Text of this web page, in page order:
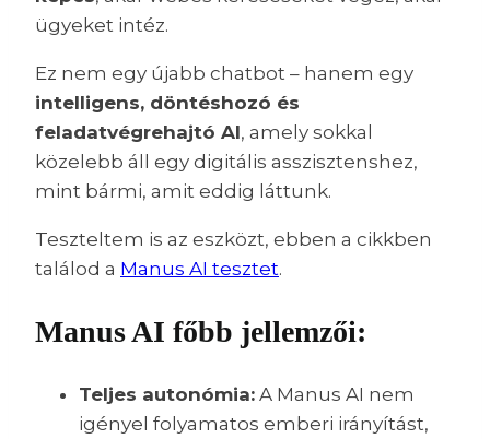
ügyeket intéz.
Ez nem egy újabb chatbot – hanem egy
intelligens, döntéshozó és
feladatvégrehajtó AI, amely sokkal
közelebb áll egy digitális asszisztenshez,
mint bármi, amit eddig láttunk.
Teszteltem is az eszközt, ebben a cikkben
találod a Manus AI tesztet.
Manus AI főbb jellemzői:
Teljes autonómia: A Manus AI nem
igényel folyamatos emberi irányítást,